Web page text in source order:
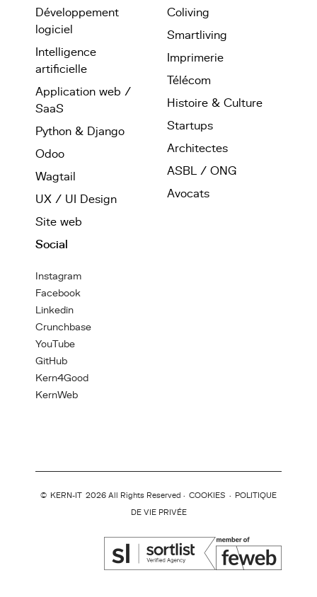
Développement
logiciel
Intelligence
artificielle
Application web /
SaaS
Python & Django
Odoo
Wagtail
UX / UI Design
Site web
Coliving
Smartliving
Imprimerie
Télécom
Histoire & Culture
Startups
Architectes
ASBL / ONG
Avocats
Social
Instagram
Facebook
Linkedin
Crunchbase
YouTube
GitHub
Kern4Good
KernWeb
© KERN-IT 2026 All Rights Reserved · COOKIES · POLITIQUE
DE VIE PRIVÉE